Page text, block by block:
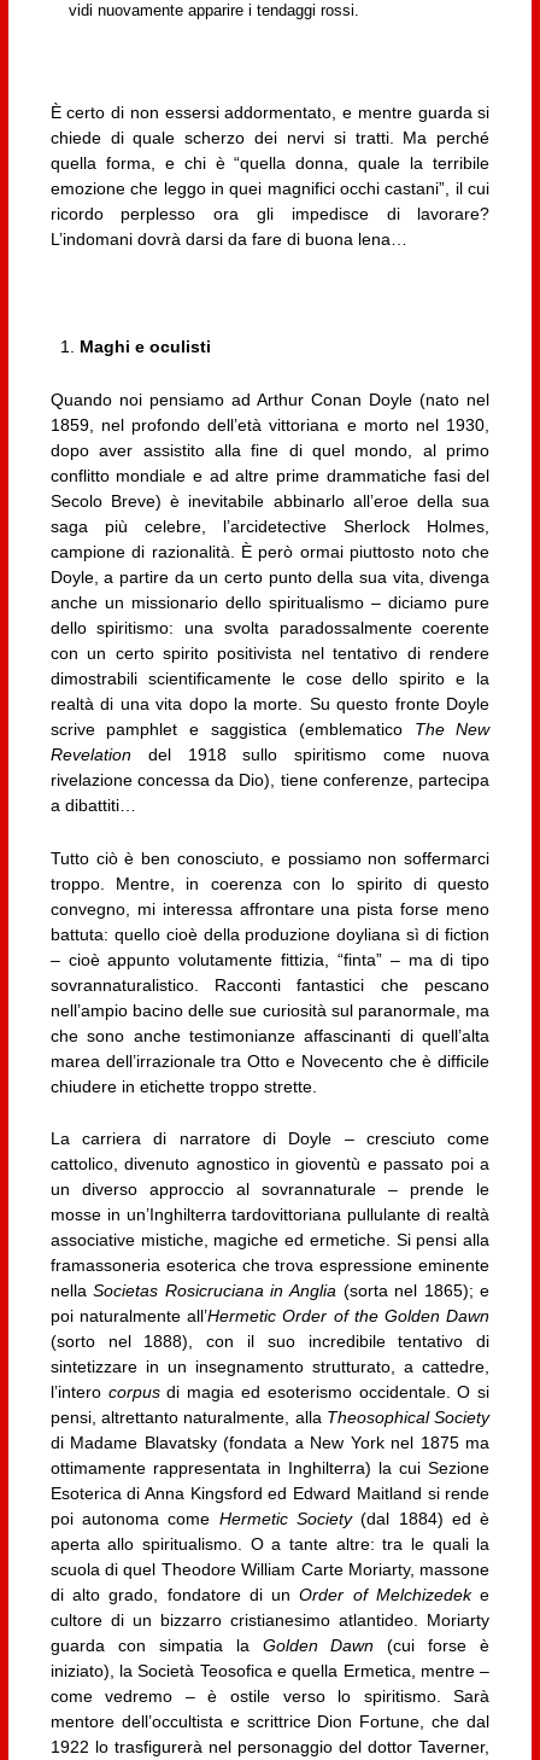
vidi nuovamente apparire i tendaggi rossi.
È certo di non essersi addormentato, e mentre guarda si
chiede di quale scherzo dei nervi si tratti. Ma perché
quella forma, e chi è “quella donna, quale la terribile
emozione che leggo in quei magnifici occhi castani”, il cui
ricordo perplesso ora gli impedisce di lavorare?
L’indomani dovrà darsi da fare di buona lena…
Maghi e oculisti
Quando noi pensiamo ad Arthur Conan Doyle (nato nel
1859, nel profondo dell’età vittoriana e morto nel 1930,
dopo aver assistito alla fine di quel mondo, al primo
conflitto mondiale e ad altre prime drammatiche fasi del
Secolo Breve) è inevitabile abbinarlo all’eroe della sua
saga più celebre, l’arcidetective Sherlock Holmes,
campione di razionalità. È però ormai piuttosto noto che
Doyle, a partire da un certo punto della sua vita, divenga
anche un missionario dello spiritualismo – diciamo pure
dello spiritismo: una svolta paradossalmente coerente
con un certo spirito positivista nel tentativo di rendere
dimostrabili scientificamente le cose dello spirito e la
realtà di una vita dopo la morte. Su questo fronte Doyle
scrive pamphlet e saggistica (emblematico The New
Revelationdel 1918 sullo spiritismo come nuova
rivelazione concessa da Dio), tiene conferenze, partecipa
a dibattiti…
Tutto ciò è ben conosciuto, e possiamo non soffermarci
troppo. Mentre, in coerenza con lo spirito di questo
convegno, mi interessa affrontare una pista forse meno
battuta: quello cioè della produzione doyliana sì di fiction
– cioè appunto volutamente fittizia, “finta” – ma di tipo
sovrannaturalistico. Racconti fantastici che pescano
nell’ampio bacino delle sue curiosità sul paranormale, ma
che sono anche testimonianze affascinanti di quell’alta
marea dell’irrazionale tra Otto e Novecento che è difficile
chiudere in etichette troppo strette.
La carriera di narratore di Doyle – cresciuto come
cattolico, divenuto agnostico in gioventù e passato poi a
un diverso approccio al sovrannaturale – prende le
mosse in un’Inghilterra tardovittoriana pullulante di realtà
associative mistiche, magiche ed ermetiche. Si pensi alla
framassoneria esoterica che trova espressione eminente
nellaSocietas Rosicruciana in Anglia (sorta nel 1865); e
poi naturalmente all’Hermetic Order of the Golden Dawn
(sorto nel 1888), con il suo incredibile tentativo di
sintetizzare in un insegnamento strutturato, a cattedre,
l’intero corpusdi magia ed esoterismo occidentale. O si
pensi, altrettanto naturalmente, alla Theosophical Society
di Madame Blavatsky (fondata a New York nel 1875 ma
ottimamente rappresentata in Inghilterra) la cui Sezione
Esoterica di Anna Kingsford ed Edward Maitland si rende
poi autonoma come Hermetic Society(dal 1884) ed è
aperta allo spiritualismo. O a tante altre: tra le quali la
scuola di quel Theodore William Carte Moriarty, massone
di alto grado, fondatore di unOrder of Melchizedeke
cultore di un bizzarro cristianesimo atlantideo. Moriarty
guarda con simpatia la Golden Dawn (cui forse è
iniziato), la Società Teosofica e quella Ermetica, mentre –
come vedremo – è ostile verso lo spiritismo. Sarà
mentore dell’occultista e scrittrice Dion Fortune, che dal
1922 lo trasfigurerà nel personaggio del dottor Taverner,